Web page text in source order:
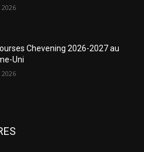
Chevening 2026-2027 au
Uni